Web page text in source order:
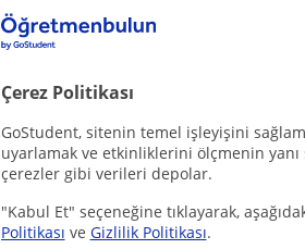
Çerez Politikası
GoStudent, sitenin temel işleyişini
uyarlamak ve etkinliklerini ölçmenin
çerezler gibi verileri depolar.
"Kabul Et" seçeneğine tıklayarak,
Politikası ve Gizlilik Politikası.